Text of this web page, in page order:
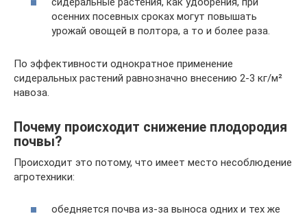
осенних посевных сроках могут повышать
урожай овощей в полтора, а то и более раза.
По эффективности однократное применение
сидеральных растений равнозначно внесению 2-3 кг/м²
навоза.
Почему происходит снижение плодородия
почвы?
Происходит это потому, что имеет место несоблюдение
агротехники:
обедняется почва из-за выноса одних и тех же